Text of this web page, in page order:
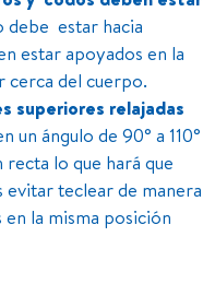
debe estar hacia
estar apoyados en la
cerca del cuerpo.
superiores relajadas
un ángulo de 90° a 110°
lo que hará que
evitar teclear de manera
la misma posición